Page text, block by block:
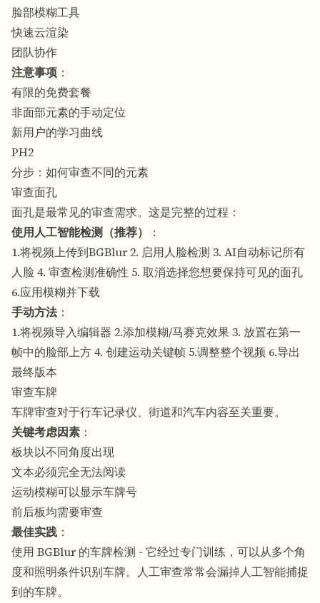
脸部模糊工具
快速云渲染
团队协作
注意事项 ：
有限的免费套餐
非面部元素的手动定位
新用户的学习曲线
PH2
分步：如何审查不同的元素
审查面孔
面孔是最常见的审查需求。这是完整的过程：
使用人工智能检测（推荐）
：
1.将视频上传到BGBlur 2. 启用人脸检测 3. AI自动标记所有
人脸 4. 审查检测准确性 5. 取消选择您想要保持可见的面孔
6.应用模糊并下载
手动方法：
1.将视频导入编辑器 2.添加模糊/马赛克效果 3. 放置在第一
帧中的脸部上方 4. 创建运动关键帧 5.调整整个视频 6.导出
最终版本
审查车牌
车牌审查对于行车记录仪、街道和汽车内容至关重要。
关键考虑因素 ：
板块以不同角度出现
文本必须完全无法阅读
运动模糊可以显示车牌号
前后板均需要审查
最佳实践 ：
使用 BGBlur 的车牌检测 - 它经过专门训练，可以从多个角
度和照明条件识别车牌。人工审查常常会漏掉人工智能捕捉
到的车牌。